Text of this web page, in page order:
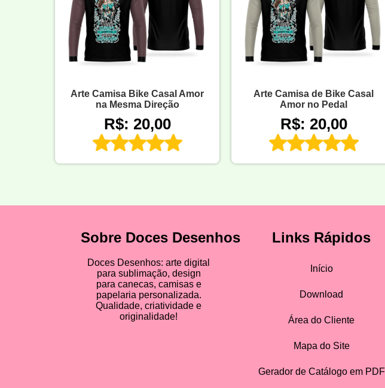
Arte Camisa Bike Casal Amor
na Mesma Direção
R$: 20,00
Arte Camisa de Bike Casal
Amor no Pedal
R$: 20,00
Sobre Doces Desenhos
Doces Desenhos: arte digital
para sublimação, design
para canecas, camisas e
papelaria personalizada.
Qualidade, criatividade e
originalidade!
Links Rápidos
Início
Download
Área do Cliente
Mapa do Site
Gerador de Catálogo em PDF